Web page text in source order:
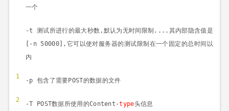
1
2
一个
-t 测试所进行的最大秒数, 默认为无时间限制 .... 其内部隐含值是
[-n 50000], 它可以使对服务器的测试限制在一个固定的总时间以
内
-p 包含了需要POST的数据的文件
-T POST数据所使用的Content-type头信息